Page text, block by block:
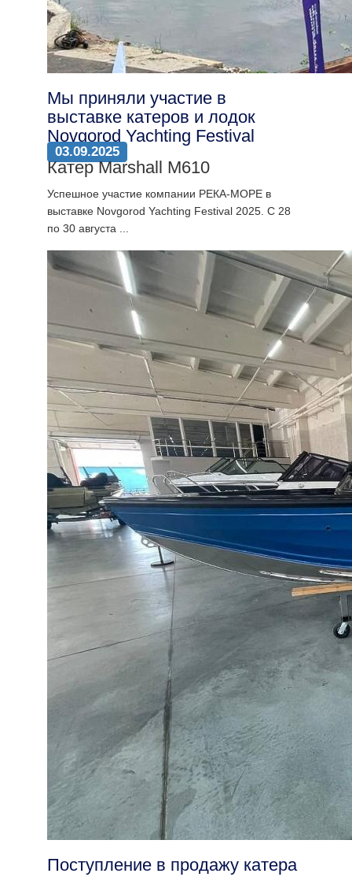
Мы приняли участие в
выставке катеров и лодок
Novgorod Yachting Festival
03.09.2025
Катер Marshall M610
Успешное участие компании РЕКА-МОРЕ в
выставке Novgorod Yachting Festival 2025. С 28
по 30 августа ...
Поступление в продажу катера